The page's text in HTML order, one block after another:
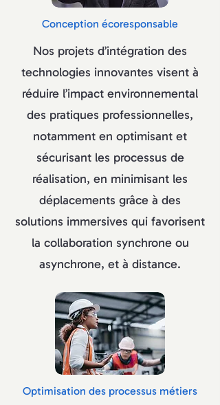
Conception écoresponsable
Nos projets d’intégration des
technologies innovantes visent à
réduire l’impact environnemental
des pratiques professionnelles,
notamment en optimisant et
sécurisant les processus de
réalisation, en minimisant les
déplacements grâce à des
solutions immersives qui favorisent
la collaboration synchrone ou
asynchrone, et à distance.
Optimisation des processus métiers